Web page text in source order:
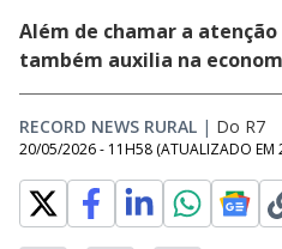
Além de chamar a
também auxilia na
RECORD NEWS RURAL | Do R7
20/05/2026 - 11H58 (ATUALIZADO EM